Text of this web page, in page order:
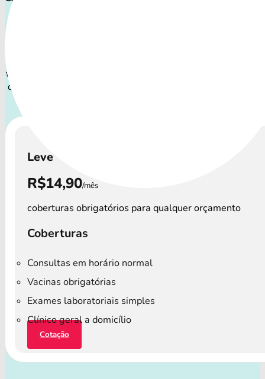
todos os perfis de pets: desde o filhote travesso até o
que necessita atenção especial.
Leve
R$14,90/mês
coberturas obrigatórios para qualquer orçamento
Coberturas
Consultas em horário normal
Vacinas obrigatórias
Exames laboratoriais simples
Clínico geral a domicílio
Cotação